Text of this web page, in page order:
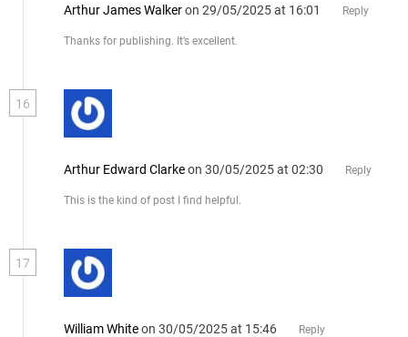
Arthur James Walkeron 29/05/2025 at 16:01 Reply
Thanks for publishing. It’s excellent.
16
Arthur Edward Clarkeon 30/05/2025 at 02:30 Reply
This is the kind of post I find helpful.
17
William Whiteon 30/05/2025 at 15:46 Reply